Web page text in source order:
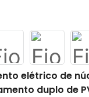
elétrico de
duplo de